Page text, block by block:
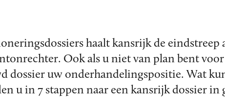
haalt kansrijk de eindstreep
Ook als u niet van plan bent
dossier uw onderhandelingspositie. Wat
u in 7 stappen naar een kansrijk dossier